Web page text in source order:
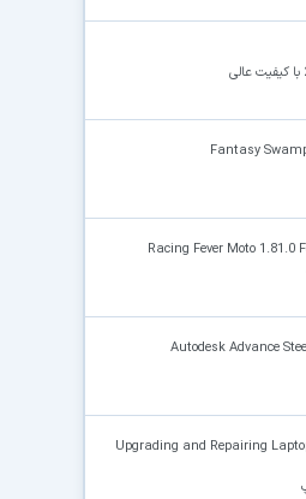
Fantasy
Racing Fever Moto 1.81.0
Autodesk Advance
Upgrading and Repairing